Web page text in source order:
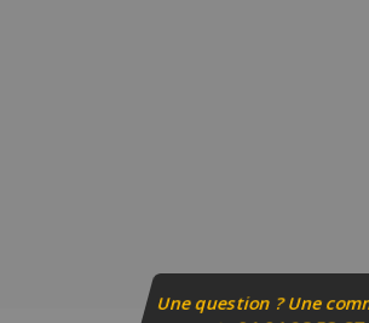
Une question ? Une